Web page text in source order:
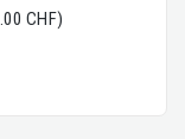
CHF)